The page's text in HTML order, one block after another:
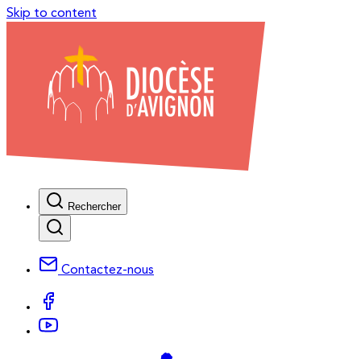
Skip to content
Rechercher
Contactez-nous